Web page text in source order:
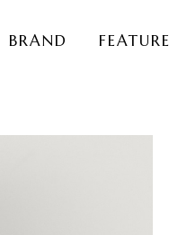
BRAND FEATURE